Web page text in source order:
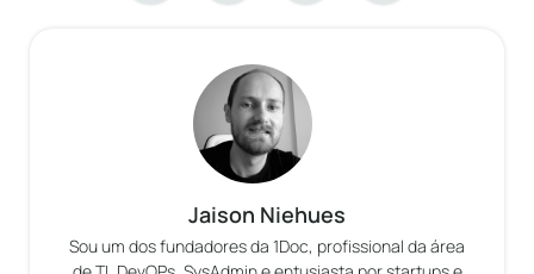
Jaison Niehues
Sou um dos fundadores da 1Doc, profissional da área